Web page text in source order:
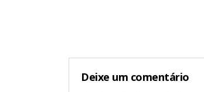
Deixe um comentário